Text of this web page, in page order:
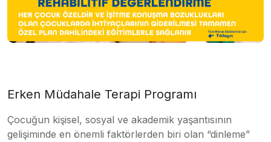
Erken Müdahale Terapi Programı
Çocuğun kişisel, sosyal ve akademik yaşantısının
gelişiminde en önemli faktörlerden biri olan “dinleme”